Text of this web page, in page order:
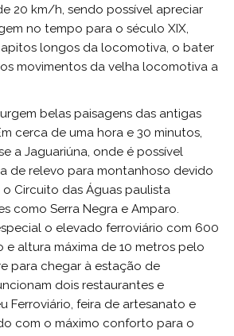
20 km/h, sendo possível apreciar
no tempo para o século XIX,
longos da locomotiva, o bater
movimentos da velha locomotiva a
belas paisagens das antigas
cerca de uma hora e 30 minutos,
a Jaguariúna, onde é possível
de relevo para montanhoso devido
Circuito das Águas paulista
como Serra Negra e Amparo.
o elevado ferroviário com 600
e altura máxima de 10 metros pelo
para chegar à estação de
dois restaurantes e
Ferroviário, feira de artesanato e
com o máximo conforto para o